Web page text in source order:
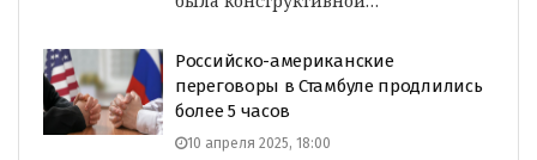
Российско-американские
переговоры в Стамбуле продлились
более 5 часов
10 апреля 2025, 18:00